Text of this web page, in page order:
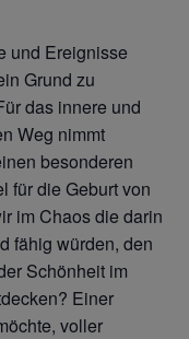
und Ereignisse
Grund zu
das innere und
Weg nimmt
besonderen
für die Geburt von
im Chaos die darin
fähig würden, den
Schönheit im
Einer
voller